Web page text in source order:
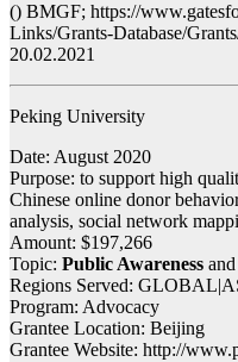
() BMGF; https://
Links/Grants-Database/
20.02.2021
Peking University
Date: August 2020
Purpose: to support high
Chinese online donor
analysis, social network
Amount: $197,266
Topic: Public Awareness
Regions Served:
Program: Advocacy
Grantee Location: Beijing
Grantee Website: http://